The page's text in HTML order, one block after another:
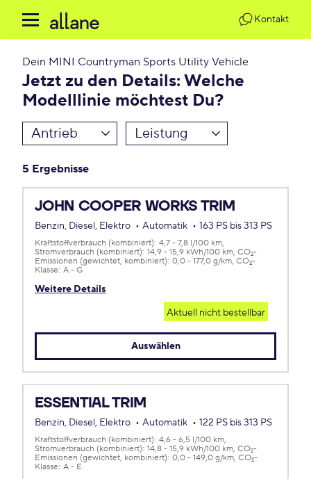
Kontakt
Dein MINI Countryman Sports Utility Vehicle
Jetzt zu den Details: Welche
Modelllinie möchtest Du?
Antrieb Leistung
5 Ergebnisse
JOHN COOPER WORKS TRIM
Benzin, Diesel, Elektro Automatik 163 PS bis 313 PS
Weitere Details
Kraftstoffverbrauch (kombiniert): 4,7 - 7,8 l/100 km
Stromverbrauch (kombiniert): 14,9 - 15,9 kWh/100 km CO2-
Emissionen (gewichtet, kombiniert): 0,0 - 177,0 g/km CO2-
Klasse: A - G
Aktuell nicht bestellbar
Auswählen
ESSENTIAL TRIM
Benzin, Diesel, Elektro Automatik 122 PS bis 313 PS
Kraftstoffverbrauch (kombiniert): 4,6 - 6,5 l/100 km
Stromverbrauch (kombiniert): 14,8 - 15,9 kWh/100 km CO2-
Emissionen (gewichtet, kombiniert): 0,0 - 149,0 g/km CO2-
Klasse: A - E